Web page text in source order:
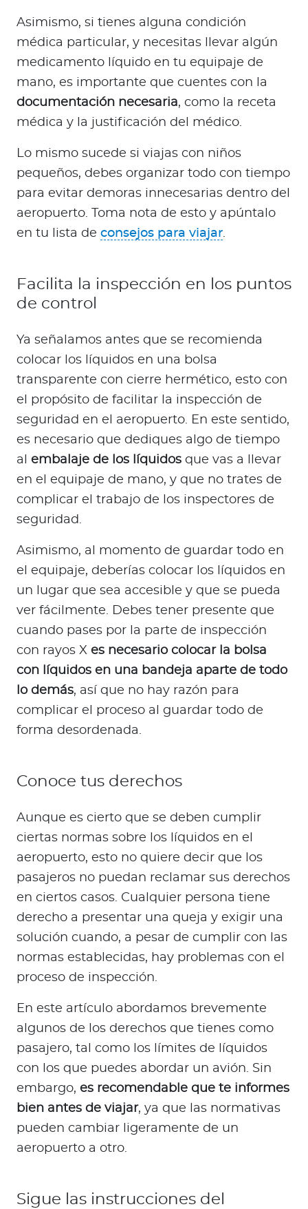
Asimismo, si tienes alguna condición
médica particular, y necesitas llevar algún
medicamento líquido en tu equipaje de
mano, es importante que cuentes con la
documentación necesaria, como la receta
médica y la justificación del médico.
Lo mismo sucede si viajas con niños
pequeños, debes organizar todo con tiempo
para evitar demoras innecesarias dentro del
aeropuerto. Toma nota de esto y apúntalo
en tu lista de consejos para viajar.
Facilita la inspección en los puntos
de control
Ya señalamos antes que se recomienda
colocar los líquidos en una bolsa
transparente con cierre hermético, esto con
el propósito de facilitar la inspección de
seguridad en el aeropuerto. En este sentido,
es necesario que dediques algo de tiempo
al embalaje de los líquidos que vas a llevar
en el equipaje de mano, y que no trates de
complicar el trabajo de los inspectores de
seguridad.
Asimismo, al momento de guardar todo en
el equipaje, deberías colocar los líquidos en
un lugar que sea accesible y que se pueda
ver fácilmente. Debes tener presente que
cuando pases por la parte de inspección
con rayos X es necesario colocar la bolsa
con líquidos en una bandeja aparte de todo
lo demás, así que no hay razón para
complicar el proceso al guardar todo de
forma desordenada.
Conoce tus derechos
Aunque es cierto que se deben cumplir
ciertas normas sobre los líquidos en el
aeropuerto, esto no quiere decir que los
pasajeros no puedan reclamar sus derechos
en ciertos casos. Cualquier persona tiene
derecho a presentar una queja y exigir una
solución cuando, a pesar de cumplir con las
normas establecidas, hay problemas con el
proceso de inspección.
En este artículo abordamos brevemente
algunos de los derechos que tienes como
pasajero, tal como los límites de líquidos
con los que puedes abordar un avión. Sin
embargo, es recomendable que te informes
bien antes de viajar, ya que las normativas
pueden cambiar ligeramente de un
aeropuerto a otro.
Sigue las instrucciones del